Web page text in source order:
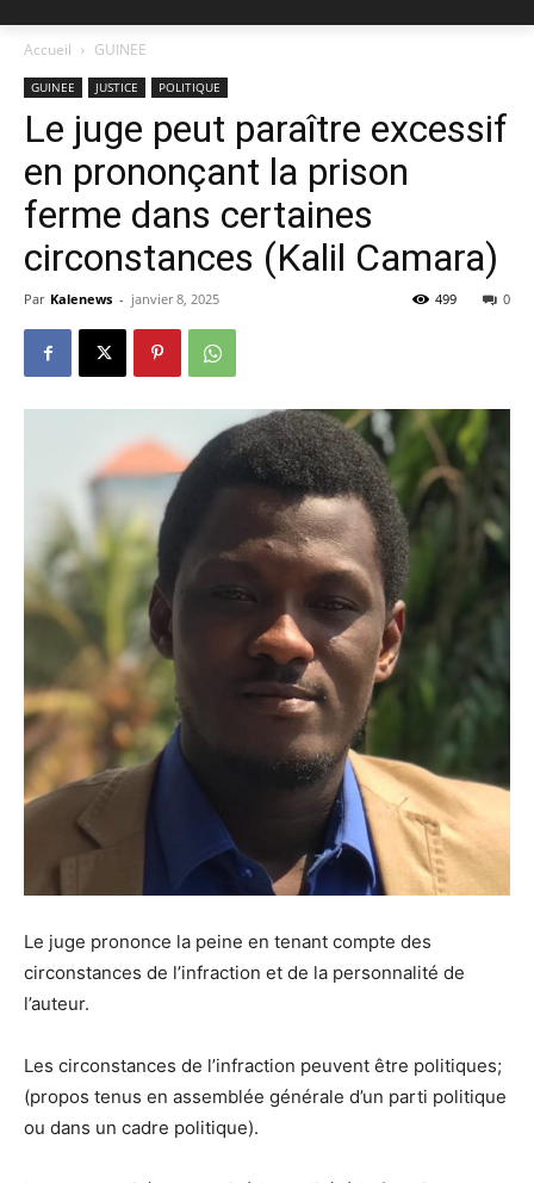
Accueil GUINEE
GUINEE JUSTICE POLITIQUE
Le juge peut paraître excessif
en prononçant la prison
ferme dans certaines
circonstances (Kalil Camara)
Par Kalenews - janvier 8, 2025 0
499
Le juge prononce la peine en tenant compte des
circonstances de l’infraction et de la personnalité de
l’auteur.
Les circonstances de l’infraction peuvent être politiques;
(propos tenus en assemblée générale d’un parti politique
ou dans un cadre politique).